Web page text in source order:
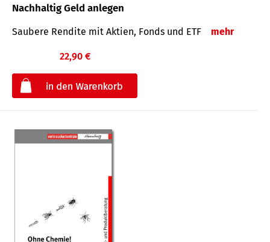
Nachhaltig Geld anlegen
Saubere Rendite mit Aktien, Fonds und ETF mehr
22,90 €